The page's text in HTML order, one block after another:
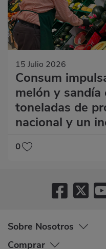
15 Julio 2026
Consum
melón y sandía
toneladas de
nacional y un
0
Sobre Nosotros
Comprar